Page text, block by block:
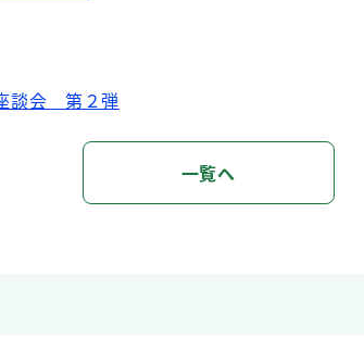
談会 第２弾
一覧へ